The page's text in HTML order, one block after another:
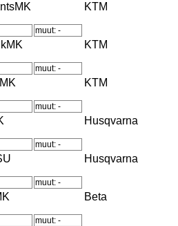
KTM
muut: -
KTM
muut: -
KTM
muut: -
Husqvarna
muut: -
Husqvarna
muut: -
Beta
muut: -